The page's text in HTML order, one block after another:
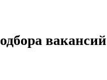
вакансий